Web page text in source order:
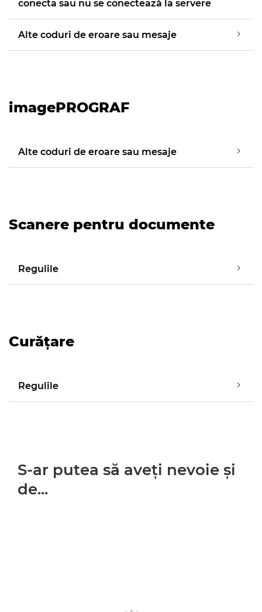
conecta sau nu se conectează la servere
Alte coduri de eroare sau mesaje
imagePROGRAF
Alte coduri de eroare sau mesaje
Scanere pentru documente
Regulile
Curăţare
Regulile
S-ar putea să aveţi nevoie şi
de...